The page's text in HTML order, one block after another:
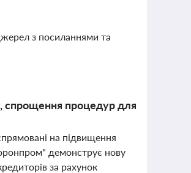
з посиланнями та
спрощення процедур для
на підвищення
демонструє нову
за рахунок